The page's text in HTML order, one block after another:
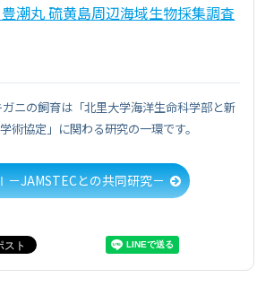
潮丸 硫黄島周辺海域生物採集調査
ニの飼育は「北里大学海洋生命科学部と新
術協定」に関わる研究の一環です。
JAMSTECとの共同研究－